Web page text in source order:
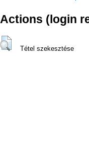
Actions (login
Tétel szekesztése